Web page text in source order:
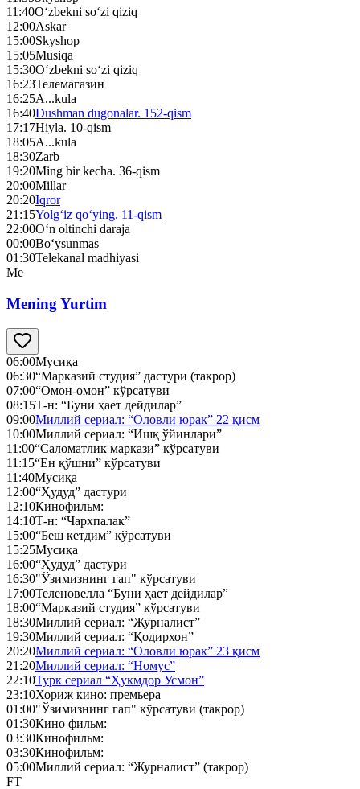
11:40O‘zbekni so‘zi qiziq
12:00Askar
15:00Skyshop
15:05Musiqa
15:30O‘zbekni so‘zi qiziq
16:23Телемагазин
16:25A...kula
16:40Dushman dugonalar. 152-qism
17:17Hiyla. 10-qism
18:05A...kula
18:30Zarb
19:20Ming bir kecha. 36-qism
20:00Millar
20:20Iqror
21:15Yolg‘iz qo‘ying. 11-qism
22:00O‘n oltinchi daraja
00:00Bo‘ysunmas
01:30Telekanal madhiyasi
Me
Mening Yurtim
06:00Мусиқа
06:30“Марказий студия” дастури (такрор)
07:00“Омон-омон” кўрсатуви
08:15Т-н: “Буни ҳает дейдилар”
09:00Миллий сериал: “Оловли юрак” 22 қисм
10:00Миллий сериал: “Ишқ ўйинлари”
11:00“Саломатлик маркази” кўрсатуви
11:15“Ен қўшни” кўрсатуви
11:40Мусиқа
12:00“Ҳудуд” дастури
12:10Кинофильм:
14:10Т-н: “Чархпалак”
15:00“Беш кетдим” кўрсатуви
15:25Мусиқа
16:00“Ҳудуд” дастури
16:30"Ўзимизнинг гап" кўрсатуви
17:00Теленовелла “Буни ҳает дейдилар”
18:00“Марказий студия” кўрсатуви
18:30Миллий сериал: “Журналист”
19:30Миллий сериал: “Қодирхон”
20:20Миллий сериал: “Оловли юрак” 23 қисм
21:20Миллий сериал: “Номус”
22:10Турк сериал “Ҳукмдор Усмон”
23:10Хориж кино: премьера
01:00"Ўзимизнинг гап" кўрсатуви (такрор)
01:30Кино фильм:
03:30Кинофильм:
03:30Кинофильм:
05:00Миллий сериал: “Журналист” (такрор)
FT